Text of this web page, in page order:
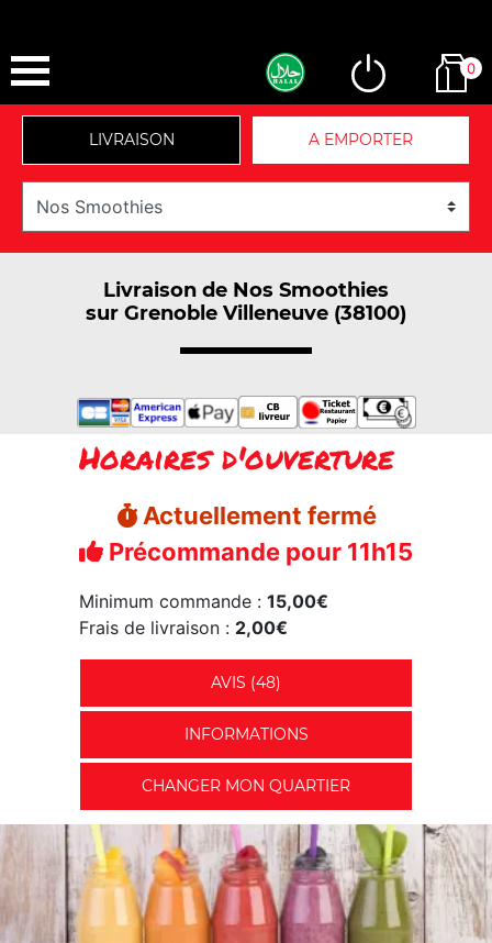
0
LIVRAISON A EMPORTER
Livraison de Nos Smoothies
sur Grenoble Villeneuve (38100)
Horaires d'ouverture
Actuellement fermé
Précommande pour 11h15
Minimum commande : 15,00€
Frais de livraison : 2,00€
AVIS (48)
INFORMATIONS
CHANGER MON QUARTIER